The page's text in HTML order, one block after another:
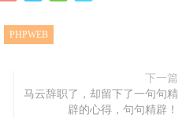
PHPWEB
下一篇
马云辞职了，却留下了一句句精
辟的心得，句句精辟！